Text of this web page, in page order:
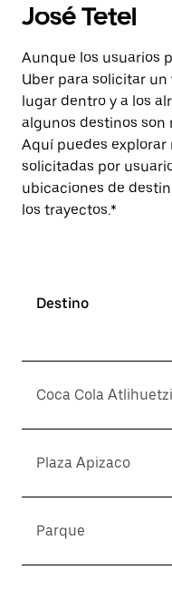
José Tetel
Aunque los usuarios
Uber para solicitar
lugar dentro y a los
algunos destinos son
Aquí puedes explorar
solicitadas por
ubicaciones de
los trayectos.*
Destino
Coca Cola
Plaza Apizaco
Parque